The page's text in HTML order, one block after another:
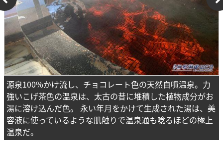
源泉100%かけ流し、チョコレート色の天然自噴温泉。力
強いこげ茶色の温泉は、太古の昔に堆積した植物成分がお
湯に溶け込んだ色。 永い年月をかけて生成された湯は、美
容液に使っているような肌触りで温泉通も唸るほどの極上
温泉だ。